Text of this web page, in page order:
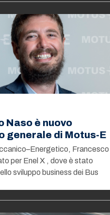
Naso è nuovo
generale di Motus-E
Francesco
per Enel X , dove è stato
sviluppo business dei Bus